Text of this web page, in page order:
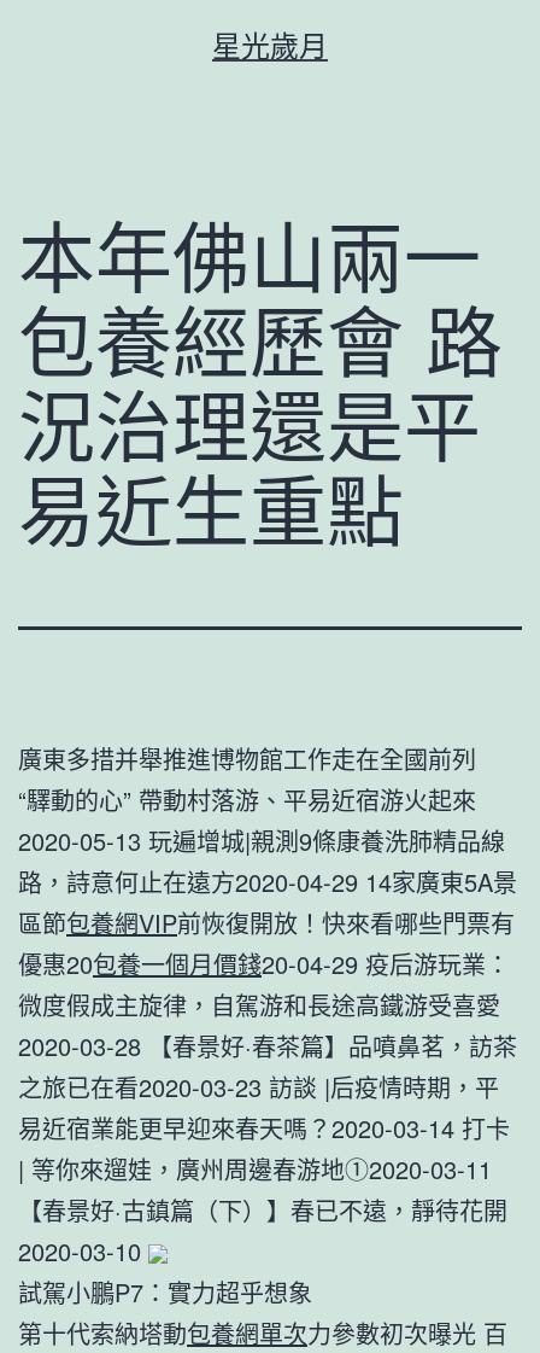
星光歲月
本年佛山兩一
包養經歷會 路
況治理還是平
易近生重點
廣東多措并舉推進博物館工作走在全國前列
“驛動的心” 帶動村落游、平易近宿游火起來
2020-05-13 玩遍增城|親測9條康養洗肺精品線
路，詩意何止在遠方2020-04-29 14家廣東5A景
區節包養網VIP前恢復開放！快來看哪些門票有
優惠20包養一個月價錢20-04-29 疫后游玩業：
微度假成主旋律，自駕游和長途高鐵游受喜愛
2020-03-28 【春景好·春茶篇】品噴鼻茗，訪茶
之旅已在看2020-03-23 訪談 |后疫情時期，平
易近宿業能更早迎來春天嗎？2020-03-14 打卡
| 等你來遛娃，廣州周邊春游地①2020-03-11
【春景好·古鎮篇（下）】春已不遠，靜待花開
2020-03-10
試駕小鵬P7：實力超乎想象
第十代索納塔動包養網單次力參數初次曝光 百